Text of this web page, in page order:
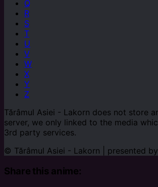
Q
R
S
T
U
V
W
X
Y
Z
Tărâmul Asiei - Lakorn does not store
server, we only linked to the media
3rd party services.
© Tărâmul Asiei - Lakorn | presented by
Share this anime: